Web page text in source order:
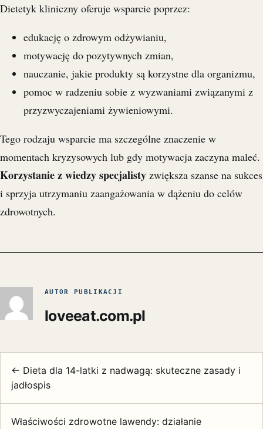
Dietetyk kliniczny oferuje wsparcie poprzez:
edukację o zdrowym odżywianiu,
motywację do pozytywnych zmian,
nauczanie, jakie produkty są korzystne dla organizmu,
pomoc w radzeniu sobie z wyzwaniami związanymi z
przyzwyczajeniami żywieniowymi.
Tego rodzaju wsparcie ma szczególne znaczenie w
momentach kryzysowych lub gdy motywacja zaczyna maleć.
Korzystanie z wiedzy specjalisty zwiększa szanse na sukces
i sprzyja utrzymaniu zaangażowania w dążeniu do celów
zdrowotnych.
AUTOR PUBLIKACJI
loveeat.com.pl
← Dieta dla 14-latki z nadwagą: skuteczne zasady i
jadłospis
Właściwości zdrowotne lawendy: działanie